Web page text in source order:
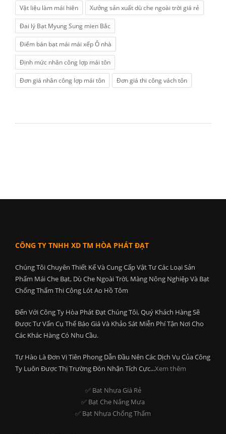
Vật liệu làm mái hiên Xưởng sản xuất dù che ngoài trời giá rẻ
Đai lý Bạt Myung Sung mien Bắc
Điểm bán bạt mái mái xếp Ô nhà
Định mức nhân công lợp mái tôn
Đơn giá nhân công lợp mái tôn Đơn giá thi công vách tôn
CÔNG TY TNHH XD TM HÒA PHÁT ĐẠT
Chúng Tôi Chuyên Thiết Kế Và Cung Cấp Vật Tư Các Loại Sản
Phẩm Mái Che Bạt, Dù Che Ngoài Trời, Màng Nông Nghiệp Và Bạt
Chống Thấm Thi Công Lót Ao Hồ Tôm
Đến Với Công Ty Hòa Phát Đạt Chúng Tôi, Quý Khách Hàng Sẽ
Được Tư Vấn Cụ Thể Báo Giá Và Khảo Sát Miễn Phí Tận Nơi Cho
Các Khác Hàng Có Nhu Cầu.
Tự Hào Là Đơn Vị Tiên Phong Dẫn Đầu Nên Các Dịch Vụ Của Công
Ty Luôn Được Thị Trường Đón Nhận Tích Cực...Xem thêm
✅ Bat Nhựa Giá Rẻ
✅ Bạt Che Nắng Mưa
✅ Bạt Nhựa Chống Thấm